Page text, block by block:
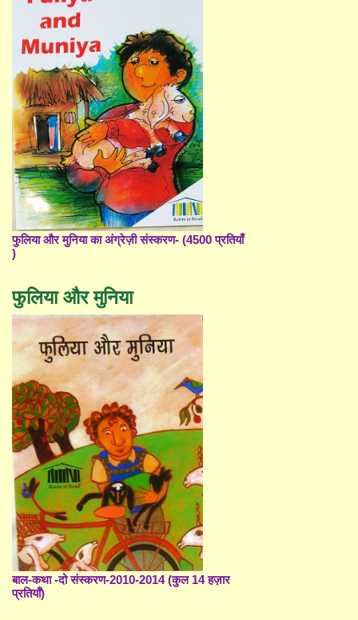
फुलिया और मुनिया का अंग्रेज़ी संस्करण- (4500 प्रतियाँ
)
फुलिया और मुनिया
बाल-कथा -दो संस्करण-2010-2014 (कुल 14 हज़ार
प्रतियाँ)